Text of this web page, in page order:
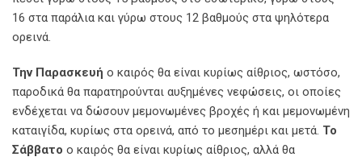
16 στα παράλια και γύρω στους 12 βαθμούς στα ψηλότερα
ορεινά.
Την Παρασκευή ο καιρός θα είναι κυρίως αίθριος, ωστόσο,
παροδικά θα παρατηρούνται αυξημένες νεφώσεις, οι οποίες
ενδέχεται να δώσουν μεμονωμένες βροχές ή και μεμονωμένη
καταιγίδα, κυρίως στα ορεινά, από το μεσημέρι και μετά. Το
Σάββατο ο καιρός θα είναι κυρίως αίθριος, αλλά θα